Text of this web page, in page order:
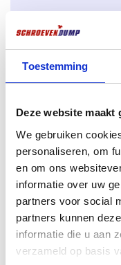
Toestemming
Deze website maakt
We gebruiken
personaliseren, om
en om ons
informatie over uw
partners voor social
partners kunnen
informatie die u aan
verzameld op basis
voor een langere
Tot twee keer zo
In tegenstelling tot
is – zelfs in
bieden ze
doe-het-zelver.
Perfect in
Magnetisch :
bij werken
TX-
zonder
Tellerkopschroeven 6,0 x
TX-30 verzinkt 100 stuks
€14,49
excl. BTW: €
Op voorraad